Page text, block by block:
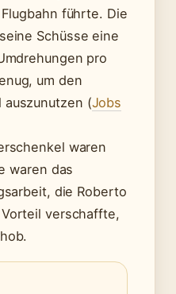
führte. Die
Schüsse eine
pro
um den
auszunutzen (Jobs
waren
waren das
die Roberto
verschaffte,